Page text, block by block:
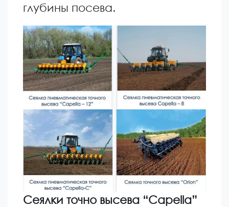
глубины посева.
Сеялки точно высева “Capella”